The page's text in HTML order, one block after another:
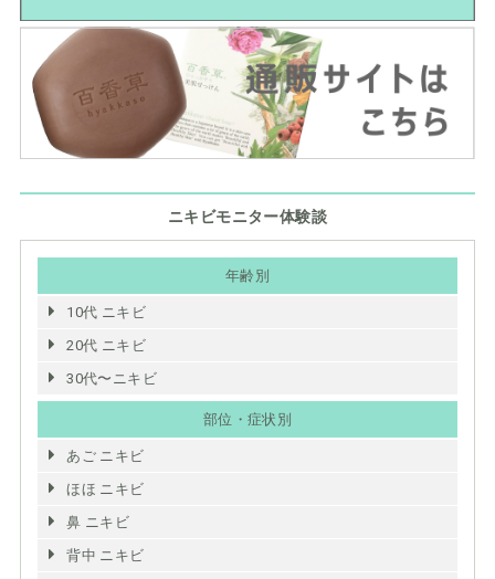
ニキビモニター体験談
年齢別
10代 ニキビ
20代 ニキビ
30代〜ニキビ
部位・症状別
あご ニキビ
ほほ ニキビ
鼻 ニキビ
背中 ニキビ